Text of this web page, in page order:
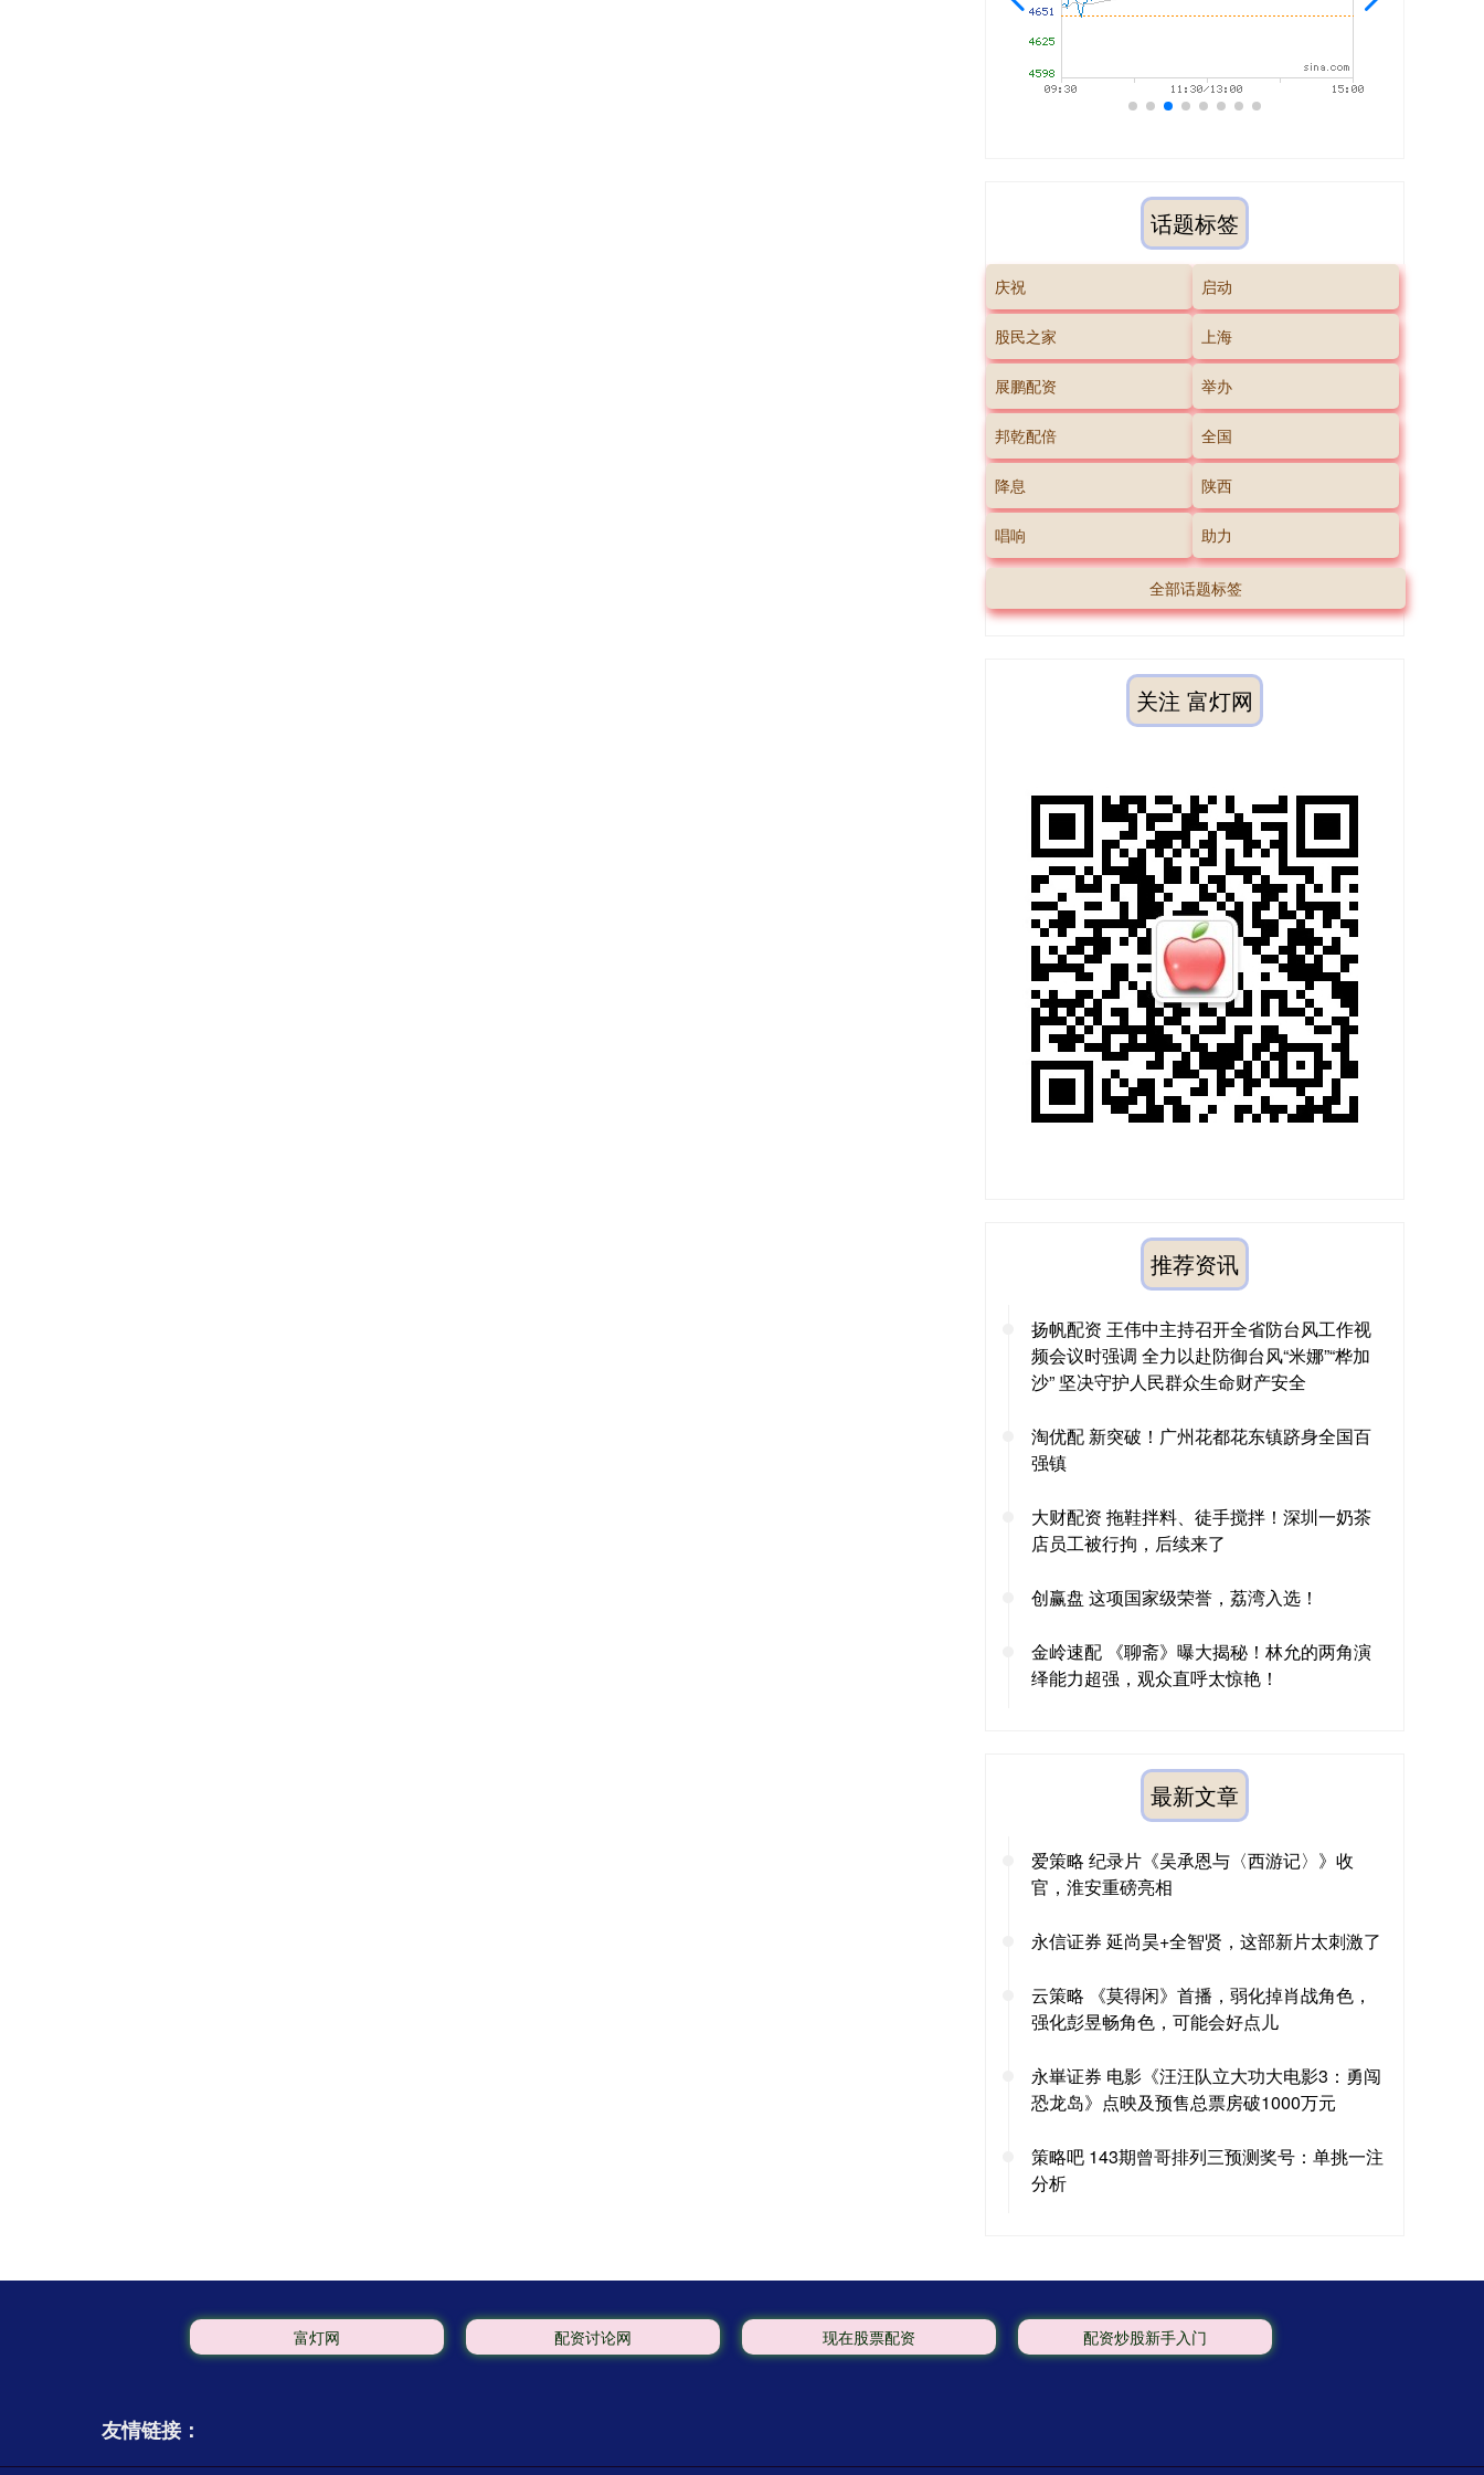
话题标签
庆祝 启动
股民之家 上海
展鹏配资 举办
邦乾配倍 全国
降息 陕西
唱响 助力
全部话题标签
关注 富灯网
推荐资讯
扬帆配资 王伟中主持召开全省防台风工作视
频会议时强调 全力以赴防御台风“米娜”“桦加
沙” 坚决守护人民群众生命财产安全
淘优配 新突破！广州花都花东镇跻身全国百
强镇
大财配资 拖鞋拌料、徒手搅拌！深圳一奶茶
店员工被行拘，后续来了
创赢盘 这项国家级荣誉，荔湾入选！
金岭速配 《聊斋》曝大揭秘！林允的两角演
绎能力超强，观众直呼太惊艳！
最新文章
爱策略 纪录片《吴承恩与〈西游记〉》收
官，淮安重磅亮相
永信证券 延尚昊+全智贤，这部新片太刺激了
云策略 《莫得闲》首播，弱化掉肖战角色，
强化彭昱畅角色，可能会好点儿
永崋证券 电影《汪汪队立大功大电影3：勇闯
恐龙岛》点映及预售总票房破1000万元
策略吧 143期曾哥排列三预测奖号：单挑一注
分析
富灯网 配资讨论网 现在股票配资 配资炒股新手入门
友情链接：